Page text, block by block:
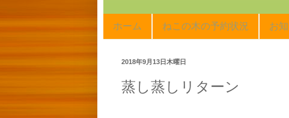
ホーム ねこの木の予約状況 お
2018年9月13日木曜日
蒸し蒸しリターン